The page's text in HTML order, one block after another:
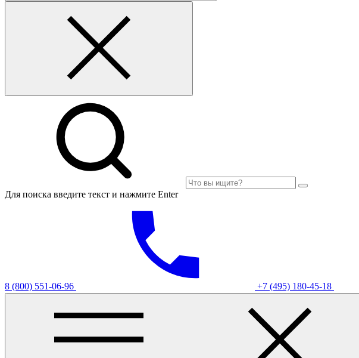
Для поиска введите текст и нажмите Enter
8 (800) 551-06-96 +7 (495) 180-45-18